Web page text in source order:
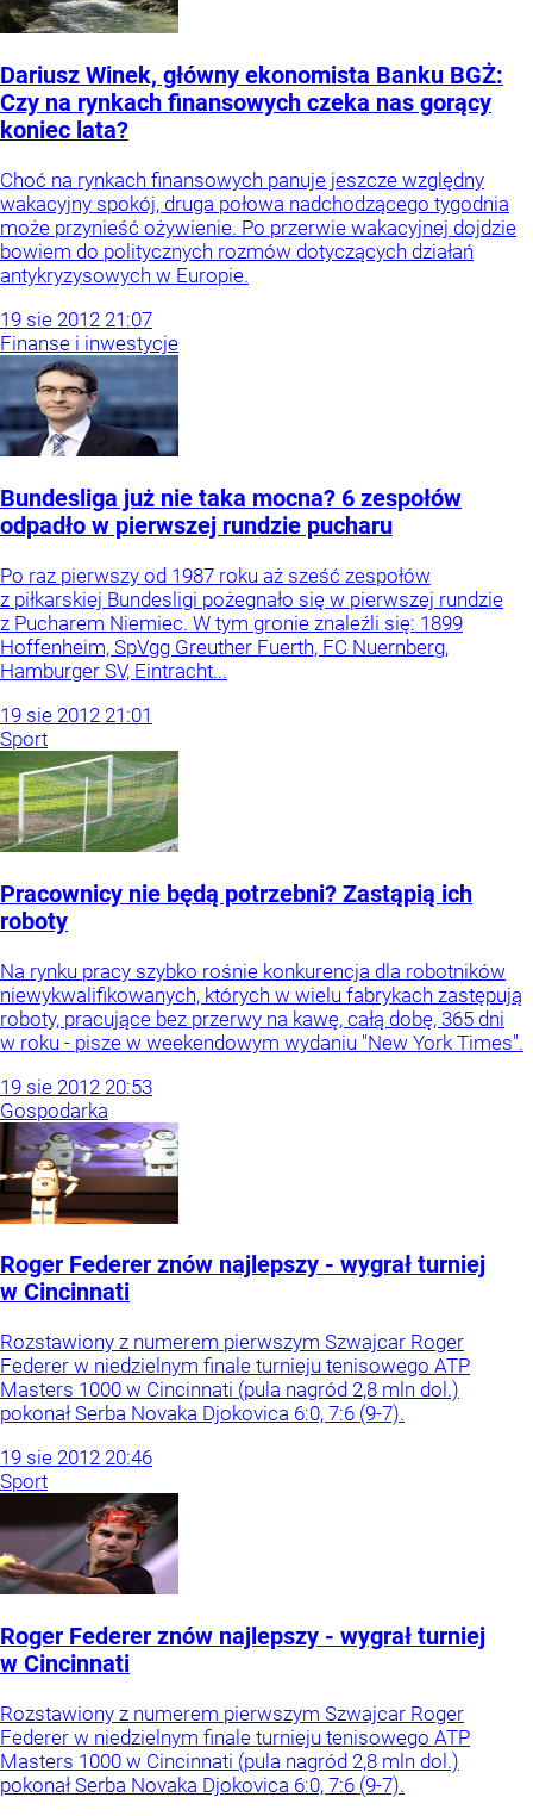
Dariusz Winek, główny ekonomista Banku BGŻ:
Czy na rynkach finansowych czeka nas gorący
koniec lata?
Choć na rynkach finansowych panuje jeszcze względny
wakacyjny spokój, druga połowa nadchodzącego tygodnia
może przynieść ożywienie. Po przerwie wakacyjnej dojdzie
bowiem do politycznych rozmów dotyczących działań
antykryzysowych w Europie.
19 sie 2012 21:07
Finanse i inwestycje
Bundesliga już nie taka mocna? 6 zespołów
odpadło w pierwszej rundzie pucharu
Po raz pierwszy od 1987 roku aż sześć zespołów
z piłkarskiej Bundesligi pożegnało się w pierwszej rundzie
z Pucharem Niemiec. W tym gronie znaleźli się: 1899
Hoffenheim, SpVgg Greuther Fuerth, FC Nuernberg,
Hamburger SV, Eintracht...
19 sie 2012 21:01
Sport
Pracownicy nie będą potrzebni? Zastąpią ich
roboty
Na rynku pracy szybko rośnie konkurencja dla robotników
niewykwalifikowanych, których w wielu fabrykach zastępują
roboty, pracujące bez przerwy na kawę, całą dobę, 365 dni
w roku - pisze w weekendowym wydaniu "New York Times".
19 sie 2012 20:53
Gospodarka
Roger Federer znów najlepszy - wygrał turniej
w Cincinnati
Rozstawiony z numerem pierwszym Szwajcar Roger
Federer w niedzielnym finale turnieju tenisowego ATP
Masters 1000 w Cincinnati (pula nagród 2,8 mln dol.)
pokonał Serba Novaka Djokovica 6:0, 7:6 (9-7).
19 sie 2012 20:46
Sport
Roger Federer znów najlepszy - wygrał turniej
w Cincinnati
Rozstawiony z numerem pierwszym Szwajcar Roger
Federer w niedzielnym finale turnieju tenisowego ATP
Masters 1000 w Cincinnati (pula nagród 2,8 mln dol.)
pokonał Serba Novaka Djokovica 6:0, 7:6 (9-7).